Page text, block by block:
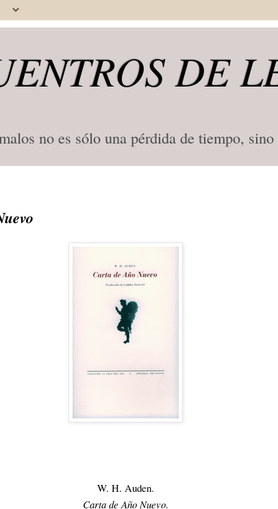
DE
no es sólo una pérdida de tiempo,
W. H. Auden.
Carta de Año Nuevo.